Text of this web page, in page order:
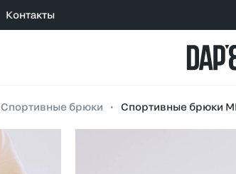
Контакты
Спортивные брюки • Спортивные брюки